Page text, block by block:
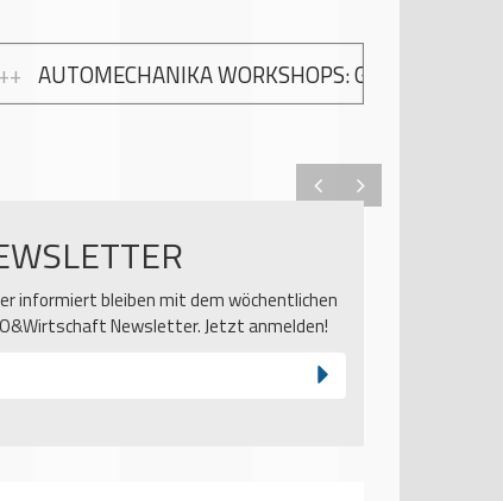
GRATIS WEITERBILDUNG ZUR
informiert bleiben mit dem wöchentlichen
Newsletter. Jetzt anmelden!